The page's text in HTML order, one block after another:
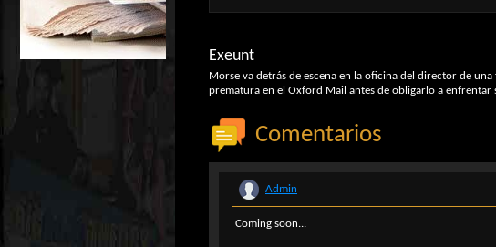
Exeunt
Morse va detrás de escena en la oficina del director de
prematura en el Oxford Mail antes de obligarlo a
Comentarios
Admin
Coming soon...